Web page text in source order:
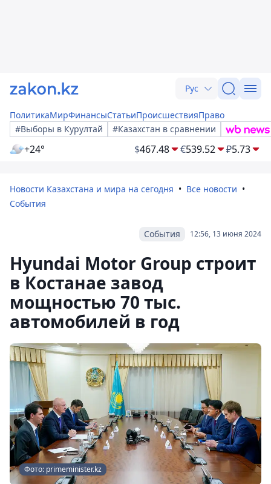
Рус
ПолитикаМирФинансыСтатьиПроисшествияПраво
#Выборы в Курултай
#Казахстан в сравнении
+24° $467.48 €539.52 ₽5.73
Новости Казахстана и мира на сегодня
Все новости
События
12:56, 13 июня 2024
События
Hyundai Motor Group строит
в Костанае завод
мощностью 70 тыс.
автомобилей в год
Фото: primeminister.kz